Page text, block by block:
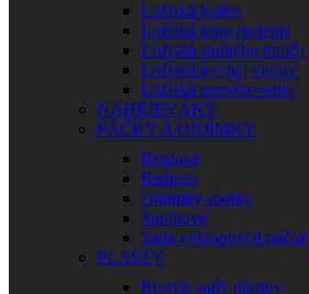
Ložiská kolies
Ložiská krku riadenia
Ložiská zadného tlmiča
Ložiská kyvnej vidlice
Ložiská prepákovania
NAHRIEVÁKY
PÁČKY A OBJÍMKY
Brzdové
Radiace
Objímky spojky
Spojkové
Sada výklopných páčok
PLASTY
Restyle sady plastov